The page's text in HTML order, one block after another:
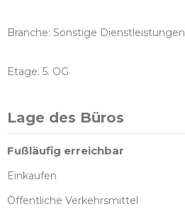
Branche: Sonstige Dienstleistungen
Etage: 5. OG
Lage des Büros
Fußläufig erreichbar
Einkaufen
Öffentliche Verkehrsmittel